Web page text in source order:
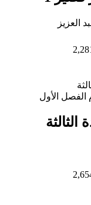
العزيز
الفصل الأول